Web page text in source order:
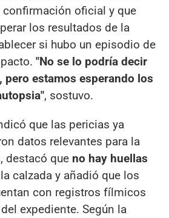
confirmación oficial y que
los resultados de la
si hubo un episodio de
"No se lo podría decir
pero estamos esperando los
, sostuvo.
que las pericias ya
datos relevantes para la
destacó que no hay huellas
calzada y añadió que los
con registros fílmicos
expediente. Según la